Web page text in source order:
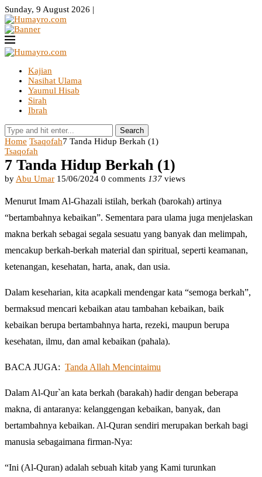
Sunday, 9 August 2026 |
Kajian
Nasihat Ulama
Yaumul Hisab
Sirah
Ibrah
Search
Home Tsaqofah7 Tanda Hidup Berkah (1)
Tsaqofah
7 Tanda Hidup Berkah (1)
by Abu Umar 15/06/2024 0 comments 137 views
Menurut Imam Al-Ghazali istilah, berkah (barokah) artinya
“bertambahnya kebaikan”. Sementara para ulama juga menjelaskan
makna berkah sebagai segala sesuatu yang banyak dan melimpah,
mencakup berkah-berkah material dan spiritual, seperti keamanan,
ketenangan, kesehatan, harta, anak, dan usia.
Dalam keseharian, kita acapkali mendengar kata “semoga berkah”,
bermaksud mencari kebaikan atau tambahan kebaikan, baik
kebaikan berupa bertambahnya harta, rezeki, maupun berupa
kesehatan, ilmu, dan amal kebaikan (pahala).
BACA JUGA: Tanda Allah Mencintaimu
Dalam Al-Qur`an kata berkah (barakah) hadir dengan beberapa
makna, di antaranya: kelanggengan kebaikan, banyak, dan
bertambahnya kebaikan. Al-Quran sendiri merupakan berkah bagi
manusia sebagaimana firman-Nya:
“Ini (Al-Quran) adalah sebuah kitab yang Kami turunkan